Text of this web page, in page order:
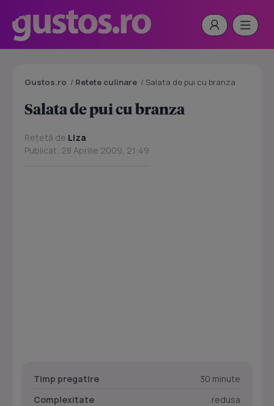
Gustos.ro / Retete culinare / Salata de pui cu branza
Salata de pui cu branza
Rețetă de Liza
Publicat: 28 Aprilie 2009, 21:49
Timp pregatire
30 minute
Complexitate
redusa